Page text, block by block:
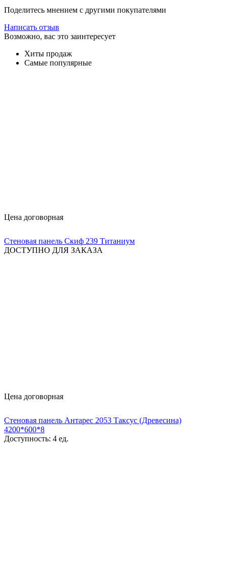
Поделитесь мнением с другими покупателями
Написать отзыв
Возможно, вас это заинтересует
Хиты продаж
Самые популярные
Цена договорная
Стеновая панель Скиф 239 Титаниум
ДОСТУПНО ДЛЯ ЗАКАЗА
Цена договорная
Стеновая панель Антарес 2053 Таксус (Древесина)
4200*600*8
Доступность: 4 ед.